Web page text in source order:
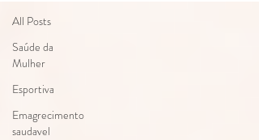
All Posts
Saúde da
Mulher
Esportiva
Emagrecimento
saudavel